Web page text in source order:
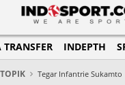
TRANSFER INDEPTH
TOPIK Tegar Infantrie Sukamto